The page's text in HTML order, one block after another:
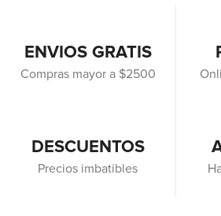
ENVIOS GRATIS
Compras mayor a $2500
DESCUENTOS
Precios imbatibles